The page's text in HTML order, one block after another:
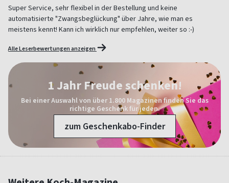
Super Service, sehr flexibel in der Bestellung und keine
automatisierte "Zwangsbeglückung" über Jahre, wie man es
meistens kennt! Kann ich wirklich nur empfehlen, weiter so :-)
Alle Leserbewertungen anzeigen
1 Jahr Freude schenken!
Bei einer Auswahl von über 1.800 Magazinen finden Sie das
richtige Geschenk für jeden.
zum Geschenkabo-Finder